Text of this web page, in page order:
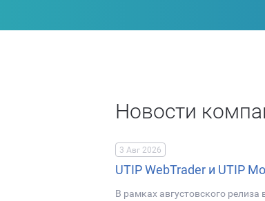
Новости
3 Авг 2026
UTIP WebTrader и UTIP
В рамках августовского релиза